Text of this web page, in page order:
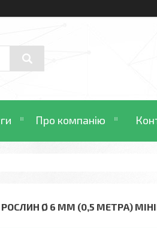
Про компанію
РОСЛИН Ø 6 ММ (0,5 МЕТРА)